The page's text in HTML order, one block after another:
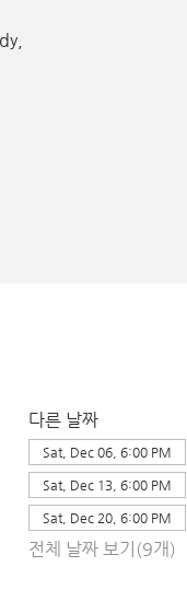
다른 날짜
Sat, Dec 06, 6:00 PM
Sat, Dec 13, 6:00 PM
Sat, Dec 20, 6:00 PM
전체 날짜 보기(9개)